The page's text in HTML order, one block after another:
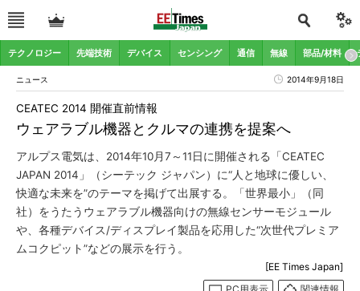
テクノロジー 先端技術 デバイス センシング 通信 無線 部品/材料
ニュース 2014年9月18日
ウェアラブル機器とクルマの連携を提案へ
CEATEC 2014 開催直前情報
アルプス電気は、2014年10月7～11日に開催される「CEATEC
JAPAN 2014」（シーテック ジャパン）に“人と地球に優しい、
快適な未来を”のテーマを掲げて出展する。「世界最小」（同
社）をうたうウェアラブル機器向けの無線センサーモジュール
や、各種デバイス/ディスプレイ製品を応用した“次世代プレミア
ムコクピット”などの展示を行う。
[EE Times Japan]